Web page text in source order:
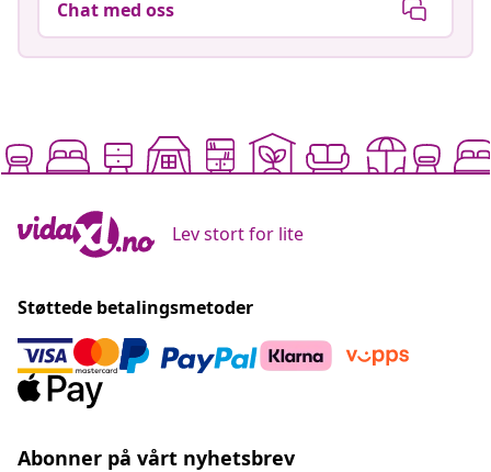
Chat med oss
Lev stort for lite
Støttede betalingsmetoder
Abonner på vårt nyhetsbrev